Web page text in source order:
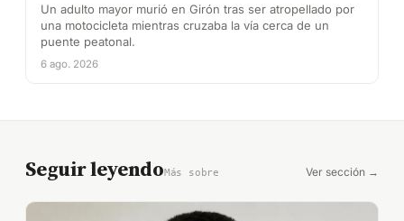
Un adulto mayor murió en Girón tras ser atropellado por
una motocicleta mientras cruzaba la vía cerca de un
puente peatonal.
6 ago. 2026
Seguir leyendoMás sobre Ver sección →